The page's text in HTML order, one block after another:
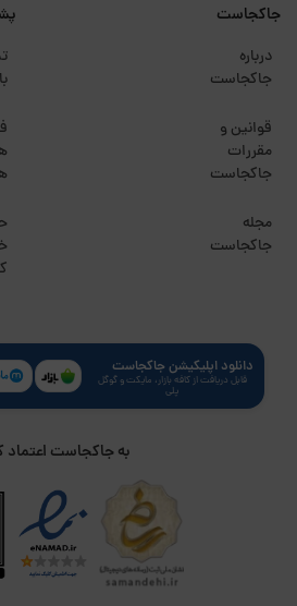
جاکجاست
درباره
جاکجاست
قوانین و
مقررات
جاکجاست
مجله
جاکجاست
دانلود اپلیکیشن جاکجاست
قابل دریافت از کافه بازار، مایکت و گوگل
پلی
به جاکجاست اعتماد